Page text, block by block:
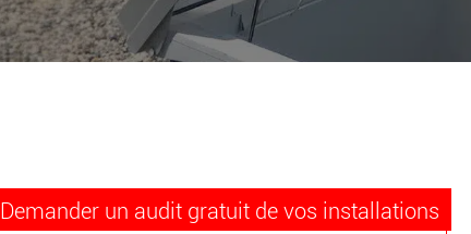
Demander un audit gratuit de vos installations